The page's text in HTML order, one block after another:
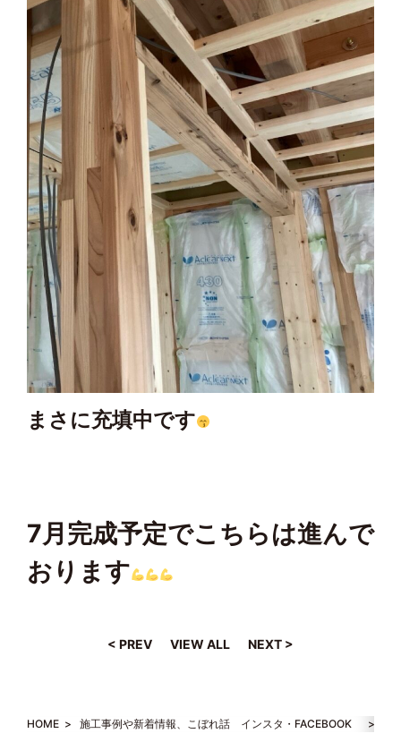
まさに充填中です
7月完成予定でこちらは進んで
おります
< PREV VIEW ALL NEXT >
HOME > 施工事例や新着情報、こぼれ話 インスタ・FACEBOOK >